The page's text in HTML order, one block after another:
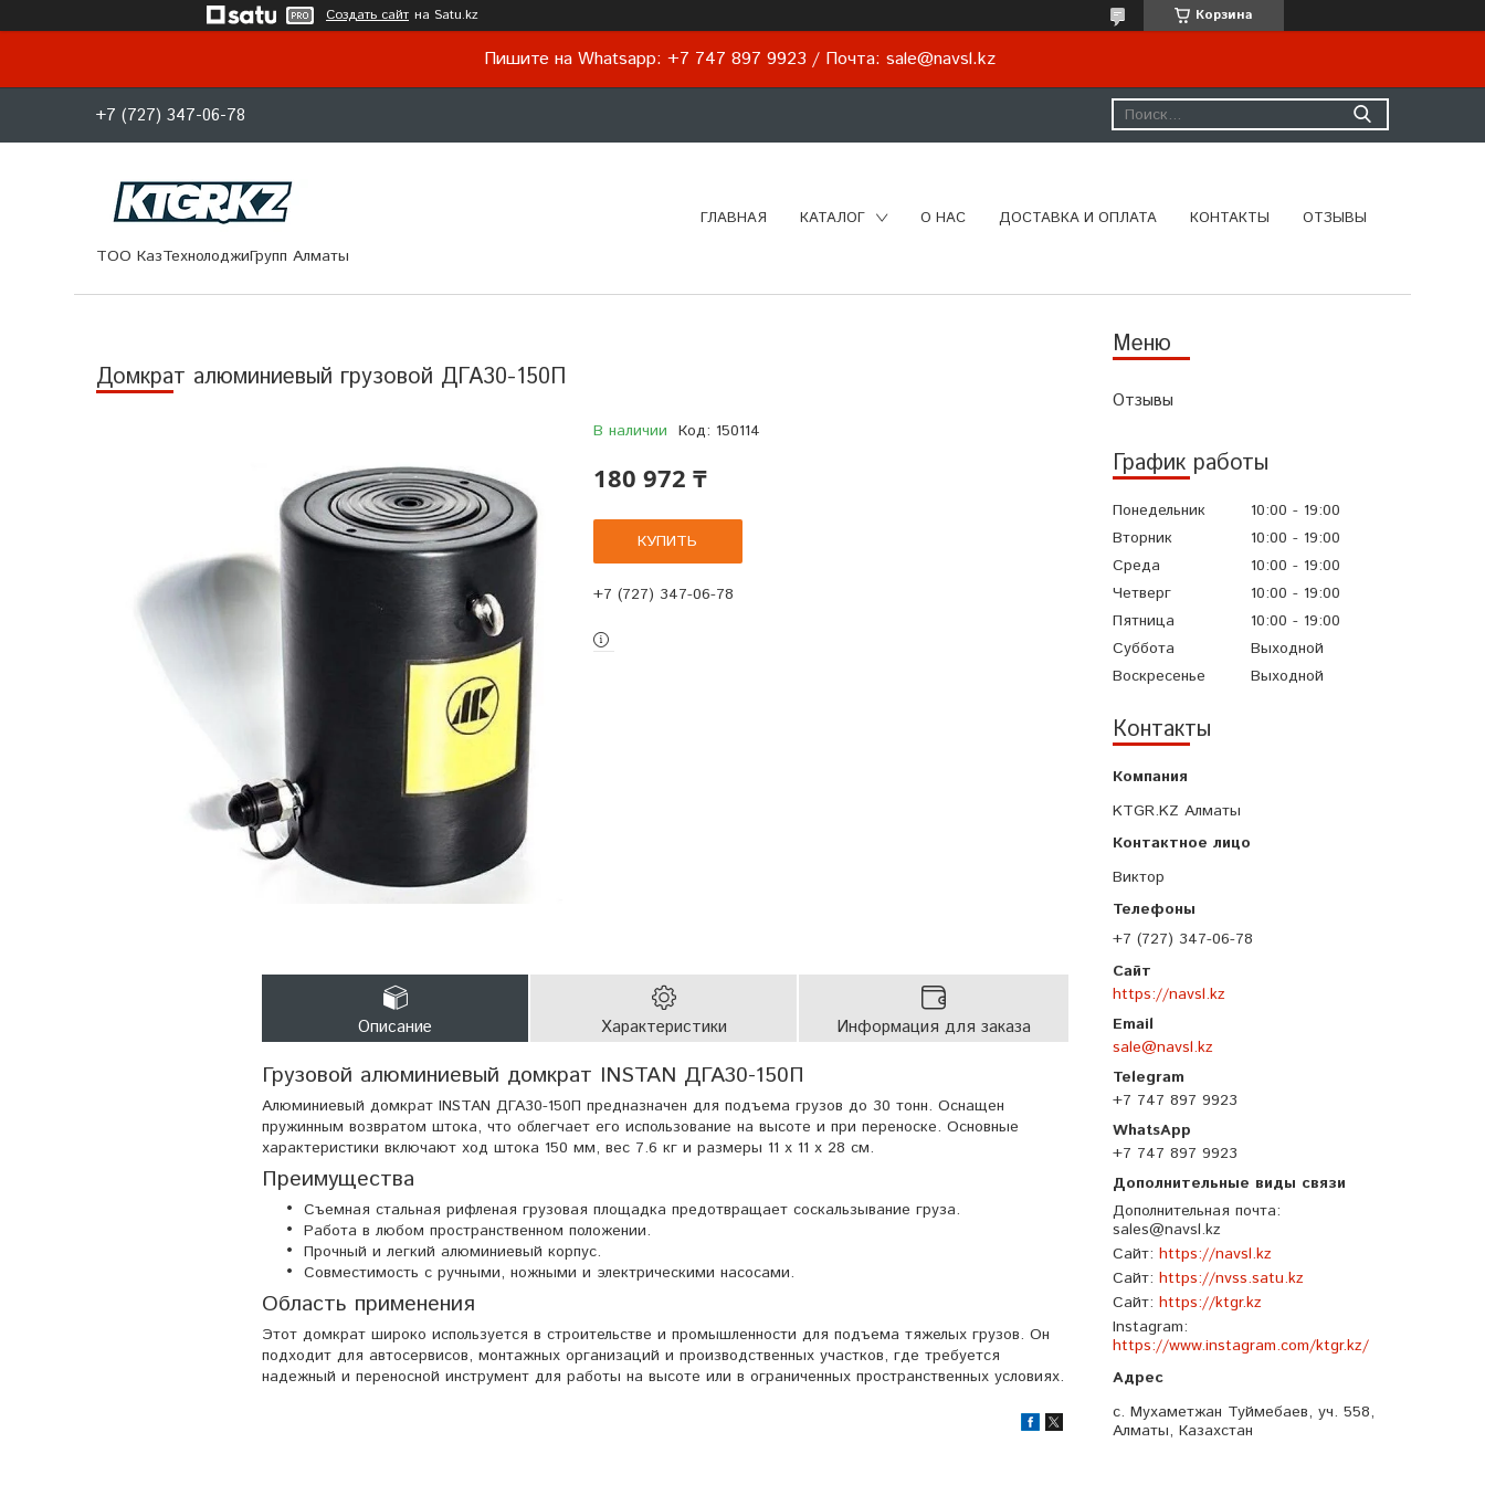
Создать сайт на Satu.kz Корзина
Пишите на Whatsapp: +7 747 897 9923 / Почта: sale@navsl.kz
+7 (727) 347-06-78
ТОО КазТехнолоджиГрупп Алматы
ГЛАВНАЯ КАТАЛОГ О НАС ДОСТАВКА И ОПЛАТА КОНТАКТЫ ОТЗЫВЫ
Отзывы
График работы
Понедельник 10:00
19:00
Вторник
10:00
19:00
Среда
10:00
19:00
Четверг
10:00
19:00
Пятница
10:00
19:00
Суббота
Выходной
Воскресенье
Выходной
Контакты
KTGR.KZ Алматы
Виктор
+7 (727) 347-06-78
https://navsl.kz
sale@navsl.kz
+7 747 897 9923
+7 747 897 9923
Дополнительная почта
sales@navsl.kz
Сайт https://navsl.kz
Сайт https://nvss.satu.kz
Сайт https://ktgr.kz
Instagram
https://www.instagram.com/ktgr.kz/
с. Мухаметжан Туймебаев, уч. 558,
Алматы, Казахстан
Домкрат алюминиевый грузовой ДГА30-150П
В наличии Код: 150114
180 972 ₸
КУПИТЬ
+7 (727) 347-06-78
Описание Характеристики Информация для заказа
Грузовой алюминиевый домкрат INSTAN ДГА30-150П
Алюминиевый домкрат INSTAN ДГА30-150П предназначен для подъема грузов до 30 тонн. Оснащен
пружинным возвратом штока, что облегчает его использование на высоте и при переноске. Основные
характеристики включают ход штока 150 мм, вес 7.6 кг и размеры 11 х 11 х 28 см.
Преимущества
Съемная стальная рифленая грузовая площадка предотвращает соскальзывание груза.
Работа в любом пространственном положении.
Прочный и легкий алюминиевый корпус.
Совместимость с ручными, ножными и электрическими насосами.
Область применения
Этот домкрат широко используется в строительстве и промышленности для подъема тяжелых грузов. Он
подходит для автосервисов, монтажных организаций и производственных участков, где требуется
надежный и переносной инструмент для работы на высоте или в ограниченных пространственных условиях.